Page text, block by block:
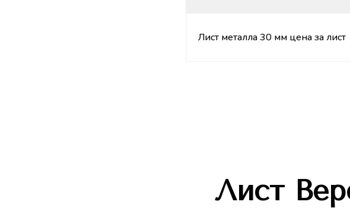
Лист металла 30 мм цена за лист
Лист